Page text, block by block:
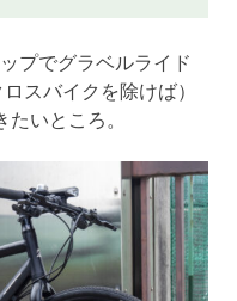
プでグラベルライド
スバイクを除けば）
いところ。